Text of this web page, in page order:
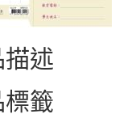
述
籤